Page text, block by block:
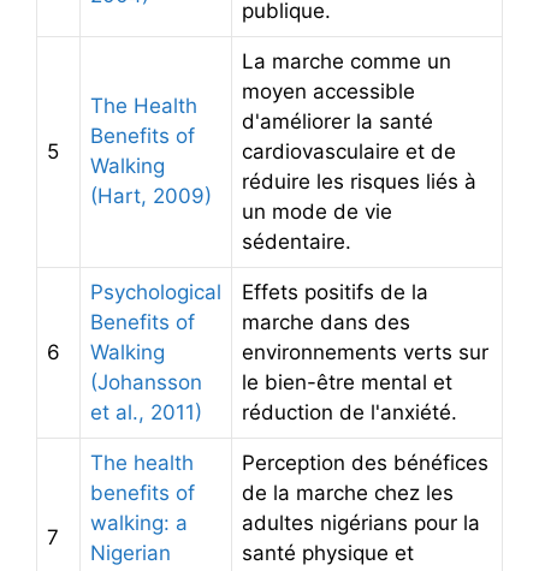
publique.
5
The Health
Benefits of
Walking
(Hart, 2009)
La marche comme un
moyen accessible
d'améliorer la santé
cardiovasculaire et de
réduire les risques liés à
un mode de vie
sédentaire.
6
Psychological
Benefits of
Walking
(Johansson
et al., 2011)
Effets positifs de la
marche dans des
environnements verts sur
le bien-être mental et
réduction de l'anxiété.
7
The health
benefits of
walking: a
Nigerian
Perception des bénéfices
de la marche chez les
adultes nigérians pour la
santé physique et